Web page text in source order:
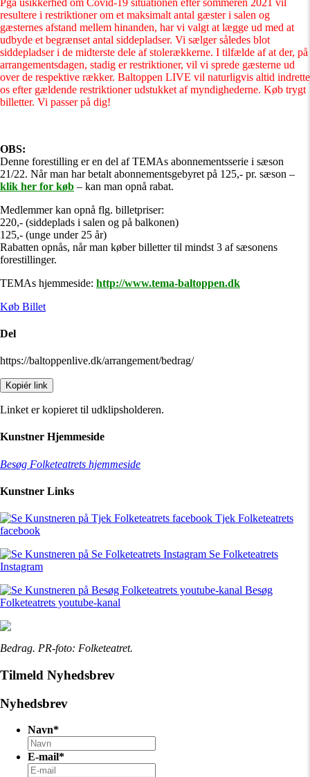
resultere i restriktioner om et maksimalt antal gæster i salen og
gæsternes afstand mellem hinanden, har vi valgt at lægge ud med at
udbyde et begrænset antal siddepladser. Vi sælger således blot
siddepladser i de midterste dele af stolerækkerne. I tilfælde af at der, på
arrangementsdagen, stadig er restriktioner, vil vi sprede gæsterne ud
over de respektive rækker. Baltoppen LIVE vil naturligvis altid indrette
os efter gældende restriktioner udstukket af myndighederne. Køb trygt
billetter. Vi passer på dig!
OBS:
Denne forestilling er en del af TEMAs abonnementsserie i sæson
21/22. Når man har betalt abonnementsgebyret på 125,- pr. sæson –
klik her for køb – kan man opnå rabat.
Medlemmer kan opnå flg. billetpriser:
220,- (siddeplads i salen og på balkonen)
125,- (unge under 25 år)
Rabatten opnås, når man køber billetter til mindst 3 af sæsonens
forestillinger.
TEMAs hjemmeside: http://www.tema-baltoppen.dk
Køb Billet
Del
https://baltoppenlive.dk/arrangement/bedrag/
Kopiér link
Linket er kopieret til udklipsholderen.
Kunstner Hjemmeside
Besøg Folketeatrets hjemmeside
Kunstner Links
Tjek Folketeatrets
facebook
Se Folketeatrets
Instagram
Besøg
Folketeatrets youtube-kanal
Bedrag. PR-foto: Folketeatret.
Tilmeld Nyhedsbrev
Nyhedsbrev
Navn*
E-mail*